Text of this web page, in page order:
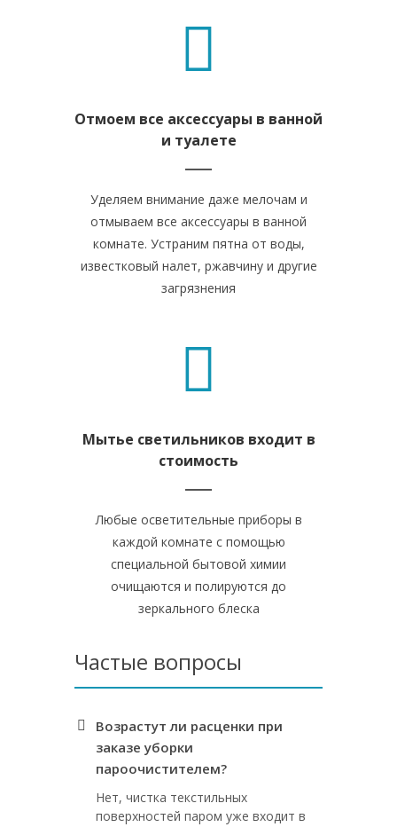
Отмоем все аксессуары в ванной
и туалете
Уделяем внимание даже мелочам и
отмываем все аксессуары в ванной
комнате. Устраним пятна от воды,
известковый налет, ржавчину и другие
загрязнения
Мытье светильников входит в
стоимость
Любые осветительные приборы в
каждой комнате с помощью
специальной бытовой химии
очищаются и полируются до
зеркального блеска
Частые вопросы
Возрастут ли расценки при
заказе уборки
пароочистителем?
Нет, чистка текстильных
поверхностей паром уже входит в